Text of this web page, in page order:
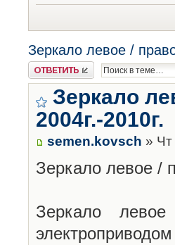
Зеркало левое /
Ответить
Зеркало
2004г.-2010г.
semen.kovsch »
Зеркало левое /
Зеркало